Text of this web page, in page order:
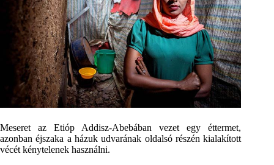
Meseret az Etióp Addisz-Abebában vezet egy éttermet,
azonban éjszaka a házuk udvarának oldalsó részén kialakított
vécét kénytelenek használni.